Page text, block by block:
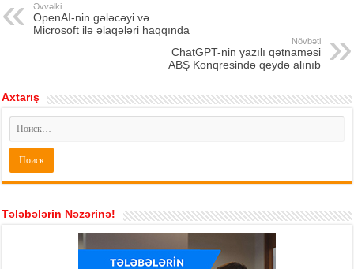
Əvvəlki
OpenAI-nin gələcəyi və
Microsoft ilə əlaqələri haqqında
Növbəti
ChatGPT-nin yazılı qətnaməsi
ABŞ Konqresində qeydə alınıb
Axtarış
Tələbələrin Nəzərinə!